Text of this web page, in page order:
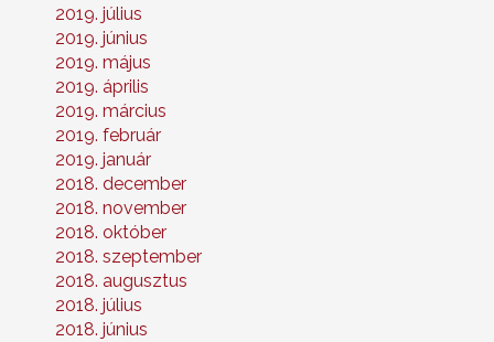
2019. július
2019. június
2019. május
2019. április
2019. március
2019. február
2019. január
2018. december
2018. november
2018. október
2018. szeptember
2018. augusztus
2018. július
2018. június